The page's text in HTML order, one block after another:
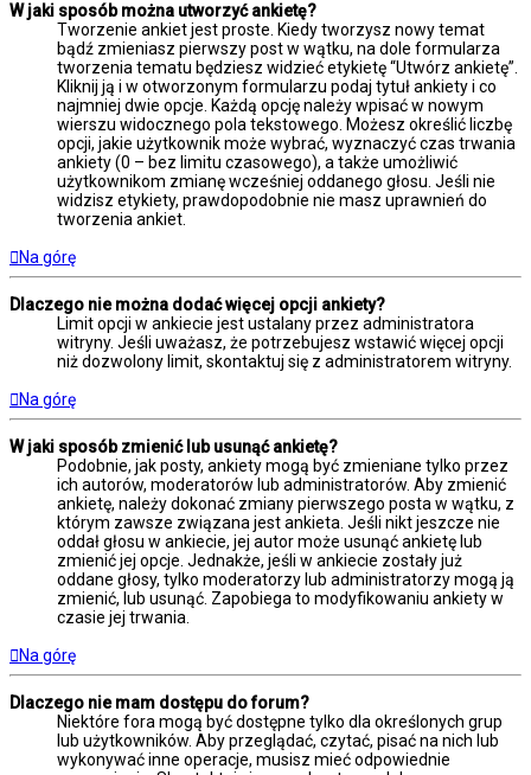
W jaki sposób można utworzyć ankietę?
Tworzenie ankiet jest proste. Kiedy tworzysz nowy temat
bądź zmieniasz pierwszy post w wątku, na dole formularza
tworzenia tematu będziesz widzieć etykietę “Utwórz ankietę”.
Kliknij ją i w otworzonym formularzu podaj tytuł ankiety i co
najmniej dwie opcje. Każdą opcję należy wpisać w nowym
wierszu widocznego pola tekstowego. Możesz określić liczbę
opcji, jakie użytkownik może wybrać, wyznaczyć czas trwania
ankiety (0 – bez limitu czasowego), a także umożliwić
użytkownikom zmianę wcześniej oddanego głosu. Jeśli nie
widzisz etykiety, prawdopodobnie nie masz uprawnień do
tworzenia ankiet.
Na górę
Dlaczego nie można dodać więcej opcji ankiety?
Limit opcji w ankiecie jest ustalany przez administratora
witryny. Jeśli uważasz, że potrzebujesz wstawić więcej opcji
niż dozwolony limit, skontaktuj się z administratorem witryny.
Na górę
W jaki sposób zmienić lub usunąć ankietę?
Podobnie, jak posty, ankiety mogą być zmieniane tylko przez
ich autorów, moderatorów lub administratorów. Aby zmienić
ankietę, należy dokonać zmiany pierwszego posta w wątku, z
którym zawsze związana jest ankieta. Jeśli nikt jeszcze nie
oddał głosu w ankiecie, jej autor może usunąć ankietę lub
zmienić jej opcje. Jednakże, jeśli w ankiecie zostały już
oddane głosy, tylko moderatorzy lub administratorzy mogą ją
zmienić, lub usunąć. Zapobiega to modyfikowaniu ankiety w
czasie jej trwania.
Na górę
Dlaczego nie mam dostępu do forum?
Niektóre fora mogą być dostępne tylko dla określonych grup
lub użytkowników. Aby przeglądać, czytać, pisać na nich lub
wykonywać inne operacje, musisz mieć odpowiednie